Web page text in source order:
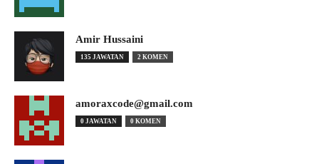
Amir Hussaini
135 JAWATAN 2 KOMEN
amoraxcode@gmail.com
0 JAWATAN 0 KOMEN